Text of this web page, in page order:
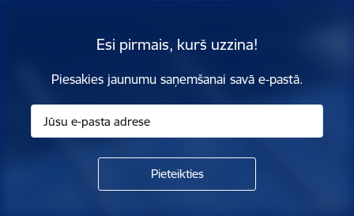
Esi pirmais, kurš uzzina!
Piesakies jaunumu saņemšanai savā e-pastā.